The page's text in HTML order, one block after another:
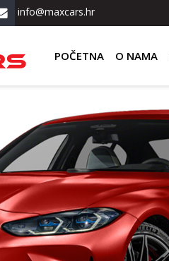
info@maxcars.hr
POČETNA O NAMA